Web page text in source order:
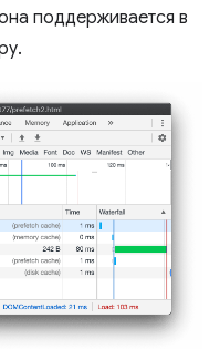
поддерживается в